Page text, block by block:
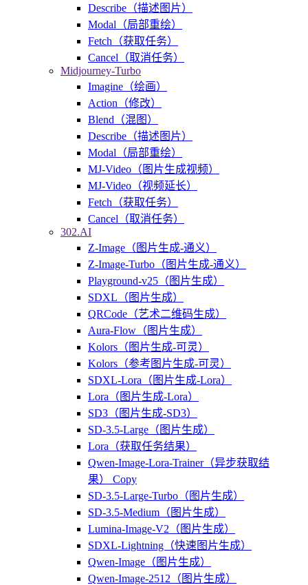
Describe（描述图片）
Modal（局部重绘）
Fetch（获取任务）
Cancel（取消任务）
Midjourney-Turbo
Imagine（绘画）
Action（修改）
Blend（混图）
Describe（描述图片）
Modal（局部重绘）
MJ-Video（图片生成视频）
MJ-Video（视频延长）
Fetch（获取任务）
Cancel（取消任务）
302.AI
Z-Image（图片生成-通义）
Z-Image-Turbo（图片生成-通义）
Playground-v25（图片生成）
SDXL（图片生成）
QRCode（艺术二维码生成）
Aura-Flow（图片生成）
Kolors（图片生成-可灵）
Kolors（参考图片生成-可灵）
SDXL-Lora（图片生成-Lora）
Lora（图片生成-Lora）
SD3（图片生成-SD3）
SD-3.5-Large（图片生成）
Lora（获取任务结果）
Qwen-Image-Lora-Trainer（异步获取结
果） Copy
SD-3.5-Large-Turbo（图片生成）
SD-3.5-Medium（图片生成）
Lumina-Image-V2（图片生成）
SDXL-Lightning（快速图片生成）
Qwen-Image（图片生成）
Qwen-Image-2512（图片生成）